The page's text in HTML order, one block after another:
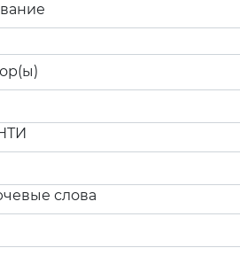
слова